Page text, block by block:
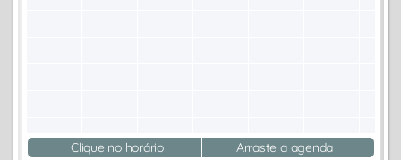
Clique no horário Arraste a agenda